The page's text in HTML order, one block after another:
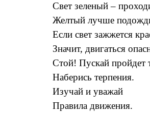
Свет зеленый –
Желтый лучше
Если свет зажжется
Значит, двигаться
Стой! Пускай пройдет
Наберись терпения.
Изучай и уважай
Правила